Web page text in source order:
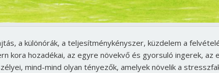
a különórák, a teljesítménykényszer, küzdelem a
kora hozadékai, az egyre növekvő és gyorsuló ingerek, az
mind-mind olyan tényezők, amelyek növelik a